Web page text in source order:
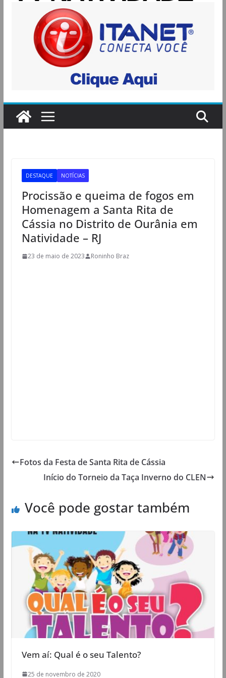
DESTAQUE NOTÍCIAS
Procissão e queima de fogos em
Homenagem a Santa Rita de
Cássia no Distrito de Ourânia em
Natividade – RJ
23 de maio de 2023 Roninho Braz
Fotos da Festa de Santa Rita de Cássia
Início do Torneio da Taça Inverno do CLEN
Você pode gostar também
Vem aí: Qual é o seu Talento?
25 de novembro de 2020